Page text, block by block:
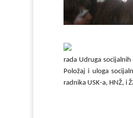
rada Udruga
Položaj i uloga
radnika USK-a, HNŽ, i